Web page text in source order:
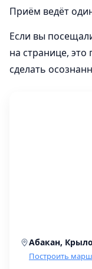
Приём ведёт
Если вы
на странице,
сделать
Абакан,
Построить